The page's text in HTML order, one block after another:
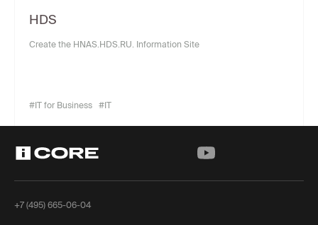
HDS
Create the HNAS.HDS.RU. Information Site
#IT for Business #IT
+7 (495) 665-06-04